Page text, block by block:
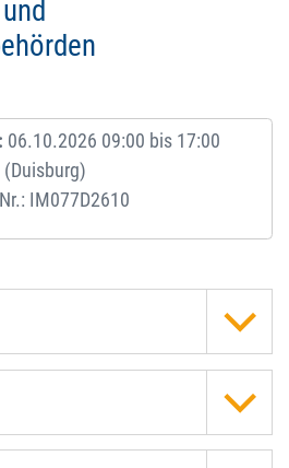
06.10.2026 09:00 bis 17:00
(Duisburg)
IM077D2610